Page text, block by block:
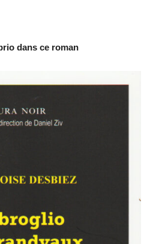
dans ce roman